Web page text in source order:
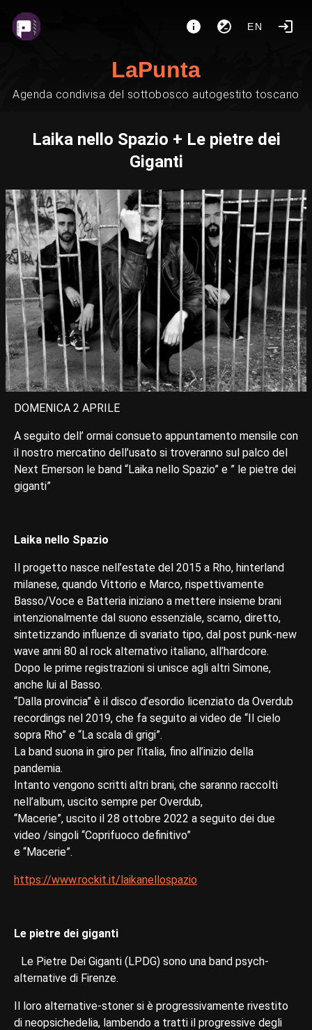
EN
LaPunta
Agenda condivisa del sottobosco autogestito toscano
Laika nello Spazio + Le pietre dei
Giganti
DOMENICA 2 APRILE
A seguito dell’ ormai consueto appuntamento mensile con
il nostro mercatino dell’usato si troveranno sul palco del
Next Emerson le band “Laika nello Spazio” e ” le pietre dei
giganti”
Laika nello Spazio
Il progetto nasce nell’estate del 2015 a Rho, hinterland
milanese, quando Vittorio e Marco, rispettivamente
Basso/Voce e Batteria iniziano a mettere insieme brani
intenzionalmente dal suono essenziale, scarno, diretto,
sintetizzando influenze di svariato tipo, dal post punk-new
wave anni 80 al rock alternativo italiano, all’hardcore.
Dopo le prime registrazioni si unisce agli altri Simone,
anche lui al Basso.
“Dalla provincia” è il disco d’esordio licenziato da Overdub
recordings nel 2019, che fa seguito ai video de “Il cielo
sopra Rho” e “La scala di grigi”.
La band suona in giro per l’italia, fino all’inizio della
pandemia.
Intanto vengono scritti altri brani, che saranno raccolti
nell’album, uscito sempre per Overdub,
“Macerie”, uscito il 28 ottobre 2022 a seguito dei due
video /singoli “Coprifuoco definitivo”
e “Macerie”.
https://www.rockit.it/laikanellospazio
Le pietre dei giganti
Le Pietre Dei Giganti (LPDG) sono una band psych-
alternative di Firenze.
Il loro alternative-stoner si è progressivamente rivestito
di neopsichedelia, lambendo a tratti il progressive degli